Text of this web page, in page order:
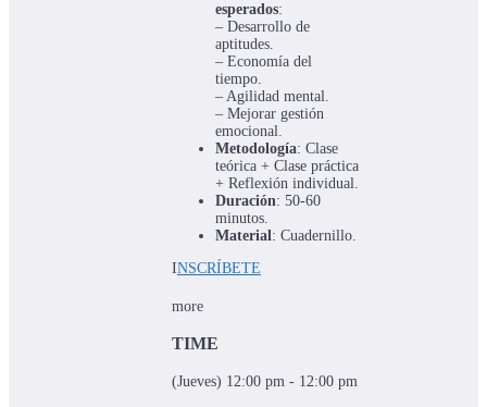
esperados:
– Desarrollo de
aptitudes.
– Economía del
tiempo.
– Agilidad mental.
– Mejorar gestión
emocional.
Metodología: Clase
teórica + Clase práctica
+ Reflexión individual.
Duración: 50-60
minutos.
Material : Cuadernillo.
INSCRÍBETE
more
TIME
(Jueves) 12:00 pm - 12:00 pm